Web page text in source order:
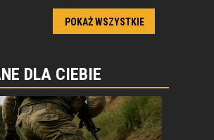
POKAŻ WSZYSTKIE
DLA CIEBIE